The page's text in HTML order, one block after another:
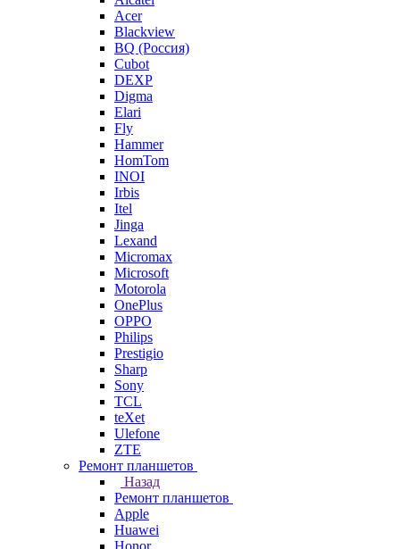
Acer
Blackview
BQ (Россия)
Cubot
DEXP
Digma
Elari
Fly
Hammer
HomTom
INOI
Irbis
Itel
Jinga
Lexand
Micromax
Microsoft
Motorola
OnePlus
OPPO
Philips
Prestigio
Sharp
Sony
TCL
teXet
Ulefone
ZTE
Ремонт планшетов
Назад
Ремонт планшетов
Apple
Huawei
Honor